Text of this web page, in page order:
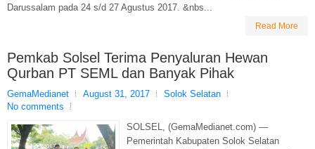
Darussalam pada 24 s/d 27 Agustus 2017. &nbs...
Read More
Pemkab Solsel Terima Penyaluran Hewan
Qurban PT SEML dan Banyak Pihak
GemaMedianet August 31, 2017
Solok Selatan
No comments
SOLSEL, (GemaMedianet.com) —
Pemerintah Kabupaten Solok Selatan